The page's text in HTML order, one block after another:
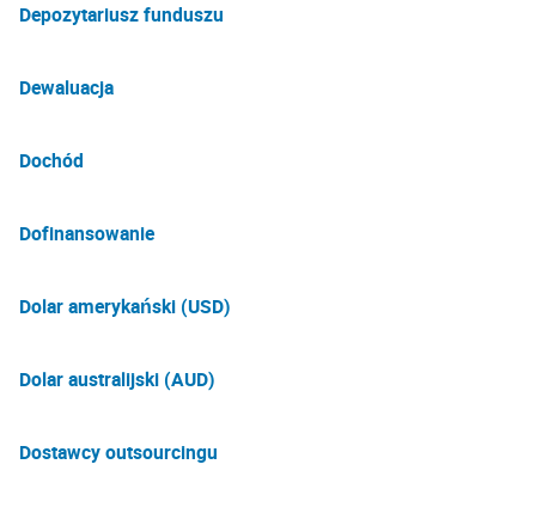
Depozytariusz funduszu
Dewaluacja
Dochód
Dofinansowanie
Dolar amerykański (USD)
Dolar australijski (AUD)
Dostawcy outsourcingu